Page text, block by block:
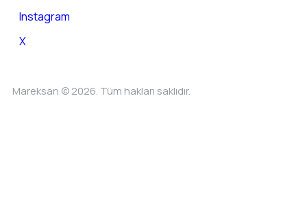
Instagram
X
Mareksan © 2026. Tüm hakları saklıdır.